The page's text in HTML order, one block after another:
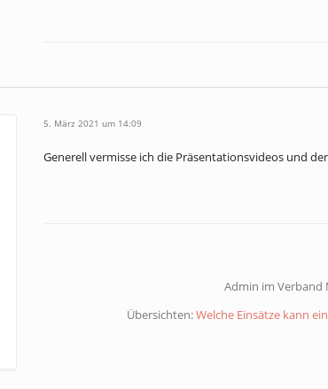
5. März 2021 um 14:09
Generell vermisse ich die Präsentationsvideos und
Admin im Verband
Übersichten:Welche Einsätze kann